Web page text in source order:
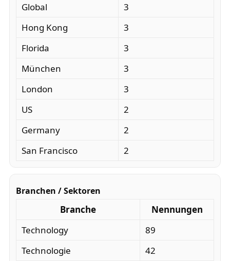
Global
3
Hong Kong
3
Florida
3
München
3
London
3
US
2
Germany
2
San Francisco
2
Branchen / Sektoren
Branche
Nennungen
Technology
89
Technologie
42